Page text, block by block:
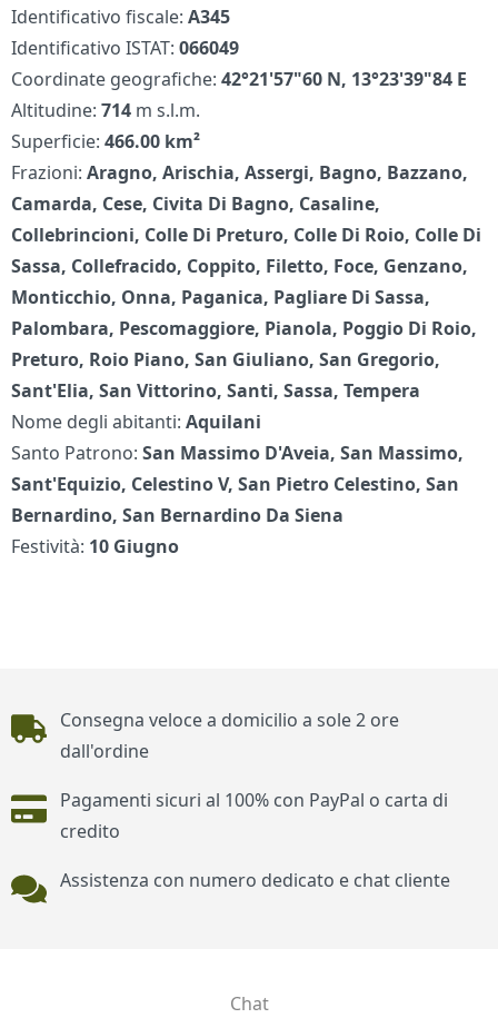
Identificativo fiscale:A345
Identificativo ISTAT:066049
Coordinate geografiche:42°21'57"60 N, 13°23'39"84 E
Altitudine:714 m s.l.m.
Superficie:466.00 km²
Frazioni:Aragno, Arischia, Assergi, Bagno, Bazzano,
Camarda, Cese, Civita Di Bagno, Casaline,
Collebrincioni, Colle Di Preturo, Colle Di Roio, Colle Di
Sassa, Collefracido, Coppito, Filetto, Foce, Genzano,
Monticchio, Onna, Paganica, Pagliare Di Sassa,
Palombara, Pescomaggiore, Pianola, Poggio Di Roio,
Preturo, Roio Piano, San Giuliano, San Gregorio,
Sant'Elia, San Vittorino, Santi, Sassa, Tempera
Nome degli abitanti:Aquilani
Santo Patrono:San Massimo D'Aveia, San Massimo,
Sant'Equizio, Celestino V, San Pietro Celestino, San
Bernardino, San Bernardino Da Siena
Festività: 10 Giugno
Piè di pagina
Consegna veloce a domicilio a sole 2 ore
dall'ordine
Pagamenti sicuri al 100% con PayPal o carta di
credito
Assistenza con numero dedicato e chat cliente
Chat